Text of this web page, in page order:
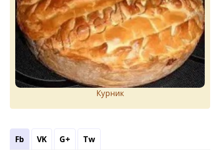
Курник
Fb VK G+ Tw